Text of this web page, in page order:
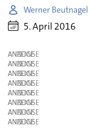
Werner Beutnagel
5. April 2016
ANZEIGE
ANZEIGE
ANZEIGE
ANZEIGE
ANZEIGE
ANZEIGE
ANZEIGE
ANZEIGE